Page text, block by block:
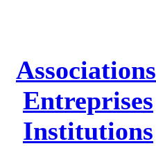
Associations
Entreprises
Institutions